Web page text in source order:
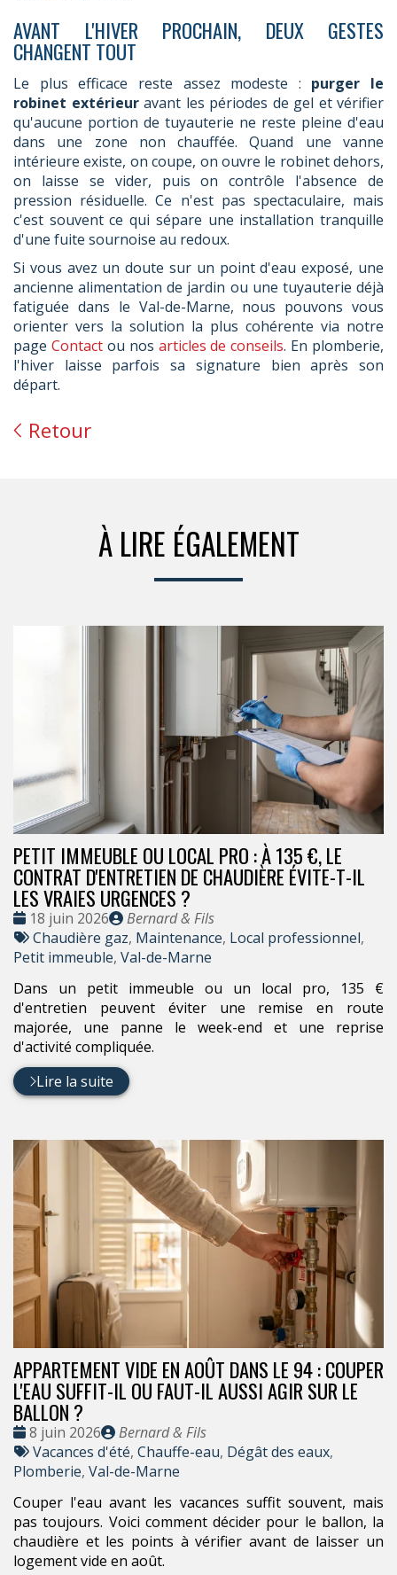
AVANT L'HIVER PROCHAIN, DEUX GESTES
CHANGENT TOUT
Le plus efficace reste assez modeste : purger le
robinet extérieuravant les périodes de gel et vérifier
qu'aucune portion de tuyauterie ne reste pleine d'eau
dans une zone non chauffée. Quand une vanne
intérieure existe, on coupe, on ouvre le robinet dehors,
on laisse se vider, puis on contrôle l'absence de
pression résiduelle. Ce n'est pas spectaculaire, mais
c'est souvent ce qui sépare une installation tranquille
d'une fuite sournoise au redoux.
Si vous avez un doute sur un point d'eau exposé, une
ancienne alimentation de jardin ou une tuyauterie déjà
fatiguée dans le Val-de-Marne, nous pouvons vous
orienter vers la solution la plus cohérente via notre
page Contactou nos articles de conseils. En plomberie,
l'hiver laisse parfois sa signature bien après son
départ.
Retour
À LIRE ÉGALEMENT
PETIT IMMEUBLE OU LOCAL PRO : À 135 €, LE
CONTRAT D'ENTRETIEN DE CHAUDIÈRE ÉVITE-T-IL
LES VRAIES URGENCES ?
Date
:
18 juin 2026
Publié
par
Bernard & Fils
Tags
:
Chaudière gaz, Maintenance, Local professionnel,
Petit immeuble, Val-de-Marne
Dans un petit immeuble ou un local pro, 135 €
d'entretien peuvent éviter une remise en route
majorée, une panne le week-end et une reprise
d'activité compliquée.
Lire la suite
APPARTEMENT VIDE EN AOÛT DANS LE 94 : COUPER
L'EAU SUFFIT-IL OU FAUT-IL AUSSI AGIR SUR LE
BALLON ?
Date
:
8 juin 2026
Publié
par
Bernard & Fils
Tags
:
Vacances d'été, Chauffe-eau, Dégât des eaux,
Plomberie, Val-de-Marne
Couper l'eau avant les vacances suffit souvent, mais
pas toujours. Voici comment décider pour le ballon, la
chaudière et les points à vérifier avant de laisser un
logement vide en août.